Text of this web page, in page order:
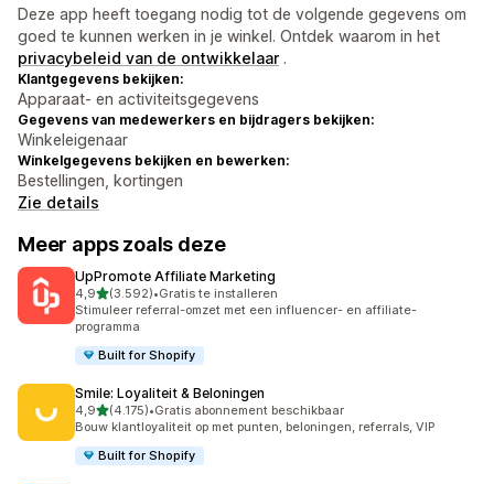
Deze app heeft toegang nodig tot de volgende gegevens om
goed te kunnen werken in je winkel. Ontdek waarom in het
privacybeleid van de ontwikkelaar .
Klantgegevens bekijken:
Apparaat- en activiteitsgegevens
Gegevens van medewerkers en bijdragers bekijken:
Winkeleigenaar
Winkelgegevens bekijken en bewerken:
Bestellingen, kortingen
Zie details
Meer apps zoals deze
UpPromote Affiliate Marketing
4,9van 5 sterren
(3.592)
3592 recensies in totaal
•Gratis te installeren
Stimuleer referral-omzet met een influencer- en affiliate-
programma
Built for Shopify
Smile: Loyaliteit & Beloningen
4,9van 5 sterren
(4.175)
4175 recensies in totaal
•Gratis abonnement beschikbaar
Bouw klantloyaliteit op met punten, beloningen, referrals, VIP
Built for Shopify